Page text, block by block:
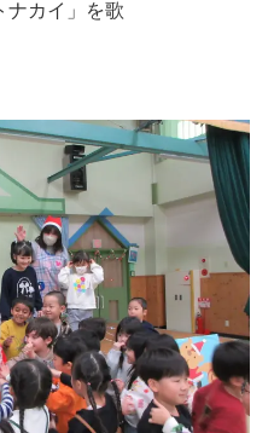
ナカイ」を歌